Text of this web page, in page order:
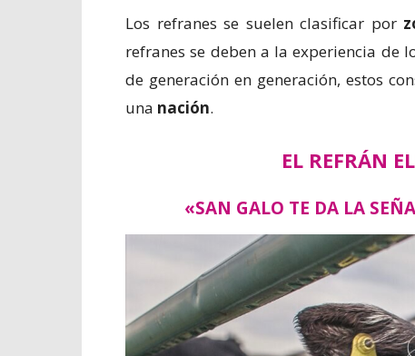
Los refranes se suelen clasificar por
refranes se deben a la experiencia de
de generación en generación, estos
una nación.
EL REFRÁN
«SAN GALO TE DA LA